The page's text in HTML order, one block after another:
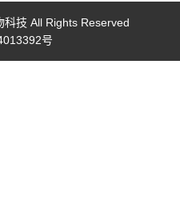
技 All Rights Reserved
号